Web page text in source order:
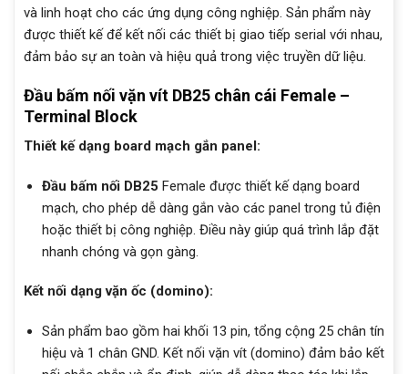
và linh hoạt cho các ứng dụng công nghiệp. Sản phẩm này
được thiết kế để kết nối các thiết bị giao tiếp serial với nhau,
đảm bảo sự an toàn và hiệu quả trong việc truyền dữ liệu.
Đầu bấm nối vặn vít DB25 chân cái Female –
Terminal Block
Thiết kế dạng board mạch gắn panel:
Đầu bấm nối DB25 Female được thiết kế dạng board
mạch, cho phép dễ dàng gắn vào các panel trong tủ điện
hoặc thiết bị công nghiệp. Điều này giúp quá trình lắp đặt
nhanh chóng và gọn gàng.
Kết nối dạng vặn ốc (domino):
Sản phẩm bao gồm hai khối 13 pin, tổng cộng 25 chân tín
hiệu và 1 chân GND. Kết nối vặn vít (domino) đảm bảo kết